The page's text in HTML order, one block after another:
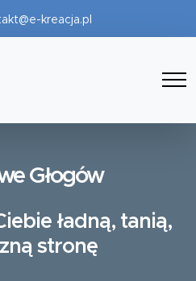
kreacja.pl
Głogów
ładną, tanią,
stronę